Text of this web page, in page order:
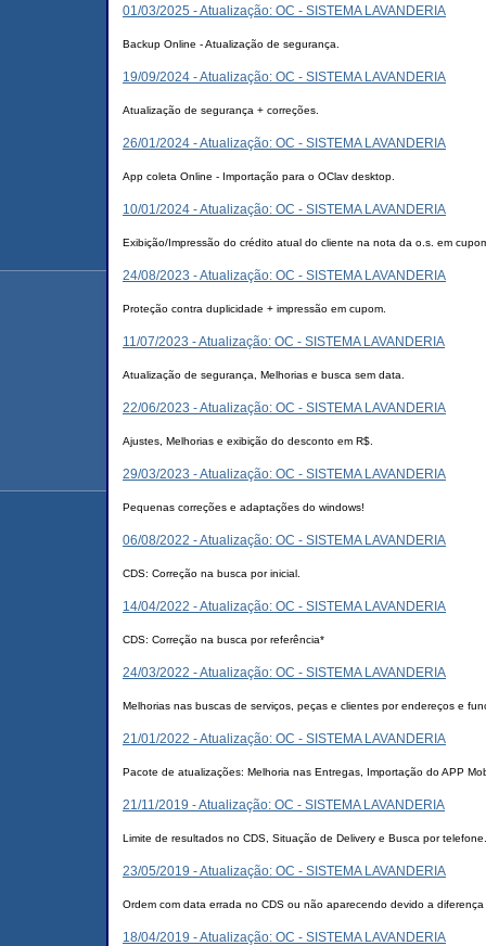
01/03/2025 - Atualização: OC - SISTEMA LAVANDERIA
Backup Online - Atualização de segurança.
19/09/2024 - Atualização: OC - SISTEMA LAVANDERIA
Atualização de segurança + correções.
26/01/2024 - Atualização: OC - SISTEMA LAVANDERIA
App coleta Online - Importação para o OClav desktop.
10/01/2024 - Atualização: OC - SISTEMA LAVANDERIA
Exibição/Impressão do crédito atual do cliente na nota da o.s. em
24/08/2023 - Atualização: OC - SISTEMA LAVANDERIA
Proteção contra duplicidade + impressão em cupom.
11/07/2023 - Atualização: OC - SISTEMA LAVANDERIA
Atualização de segurança, Melhorias e busca sem data.
22/06/2023 - Atualização: OC - SISTEMA LAVANDERIA
Ajustes, Melhorias e exibição do desconto em R$.
29/03/2023 - Atualização: OC - SISTEMA LAVANDERIA
Pequenas correções e adaptações do windows!
06/08/2022 - Atualização: OC - SISTEMA LAVANDERIA
CDS: Correção na busca por inicial.
14/04/2022 - Atualização: OC - SISTEMA LAVANDERIA
CDS: Correção na busca por referência*
24/03/2022 - Atualização: OC - SISTEMA LAVANDERIA
Melhorias nas buscas de serviços, peças e clientes por endereços e
21/01/2022 - Atualização: OC - SISTEMA LAVANDERIA
Pacote de atualizações: Melhoria nas Entregas, Importação do APP
21/11/2019 - Atualização: OC - SISTEMA LAVANDERIA
Limite de resultados no CDS, Situação de Delivery e Busca por telefone.
23/05/2019 - Atualização: OC - SISTEMA LAVANDERIA
Ordem com data errada no CDS ou não aparecendo devido a
18/04/2019 - Atualização: OC - SISTEMA LAVANDERIA